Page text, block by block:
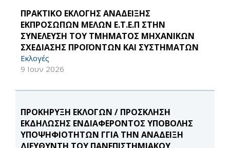
ΠΡΑΚΤΙΚΟ ΕΚΛΟΓΗΣ ΑΝΑΔΕΙΞΗΣ
ΕΚΠΡΟΣΩΠΩΝ ΜΕΛΩΝ Ε.Τ.Ε.Π ΣΤΗΝ
ΣΥΝΕΛΕΥΣΗ ΤΟΥ ΤΜΗΜΑΤΟΣ ΜΗΧΑΝΙΚΩΝ
ΣΧΕΔΙΑΣΗΣ ΠΡΟΪΟΝΤΩΝ ΚΑΙ ΣΥΣΤΗΜΑΤΩΝ
Εκλογές
9 Ιουν 2026
ΠΡΟΚΗΡΥΞΗ ΕΚΛΟΓΩΝ / ΠΡΟΣΚΛΗΣΗ
ΕΚΔΗΛΩΣΗΣ ΕΝΔΙΑΦΕΡΟΝΤΟΣ ΥΠΟΒΟΛΗΣ
ΥΠΟΨΗΦΙΟΤΗΤΩΝ ΓΓΙΑ ΤΗΝ ΑΝΑΔΕΙΞΗ